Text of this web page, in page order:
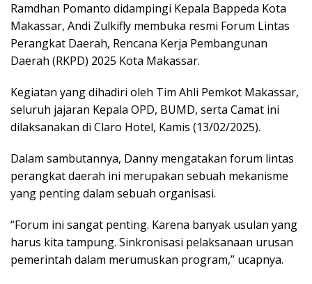
Ramdhan Pomanto didampingi Kepala Bappeda Kota
Makassar, Andi Zulkifly membuka resmi Forum Lintas
Perangkat Daerah, Rencana Kerja Pembangunan
Daerah (RKPD) 2025 Kota Makassar.
Kegiatan yang dihadiri oleh Tim Ahli Pemkot Makassar,
seluruh jajaran Kepala OPD, BUMD, serta Camat ini
dilaksanakan di Claro Hotel, Kamis (13/02/2025).
Dalam sambutannya, Danny mengatakan forum lintas
perangkat daerah ini merupakan sebuah mekanisme
yang penting dalam sebuah organisasi.
“Forum ini sangat penting. Karena banyak usulan yang
harus kita tampung. Sinkronisasi pelaksanaan urusan
pemerintah dalam merumuskan program,” ucapnya.